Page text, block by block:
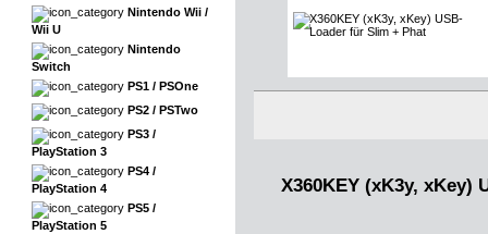
Nintendo Wii /
Wii U
Nintendo
Switch
PS1 / PSOne
PS2 / PSTwo
PS3 /
PlayStation 3
PS4 /
PlayStation 4
PS5 /
PlayStation 5
X360KEY (xK3y, xKey)